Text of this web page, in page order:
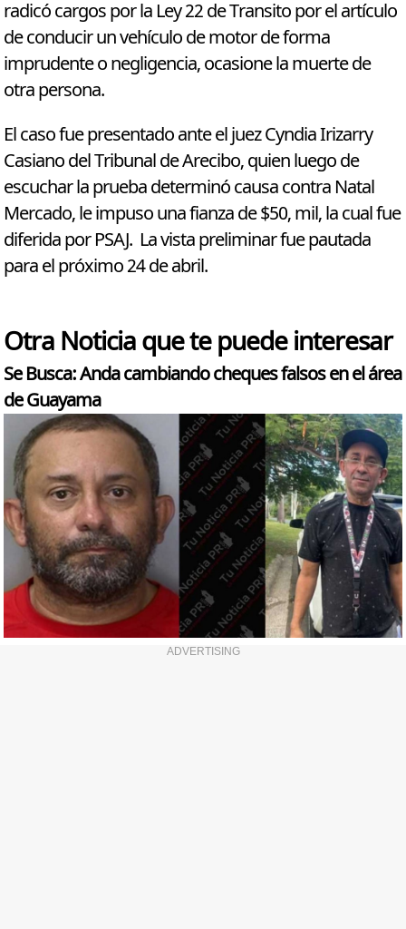
radicó cargos por la Ley 22 de Transito por el artículo
de conducir un vehículo de motor de forma
imprudente o negligencia, ocasione la muerte de
otra persona.
El caso fue presentado ante el juez Cyndia Irizarry
Casiano del Tribunal de Arecibo, quien luego de
escuchar la prueba determinó causa contra Natal
Mercado, le impuso una fianza de $50, mil, la cual fue
diferida por PSAJ. La vista preliminar fue pautada
para el próximo 24 de abril.
Otra Noticia que te puede interesar
Se Busca: Anda cambiando cheques falsos en el área
de Guayama
ADVERTISING